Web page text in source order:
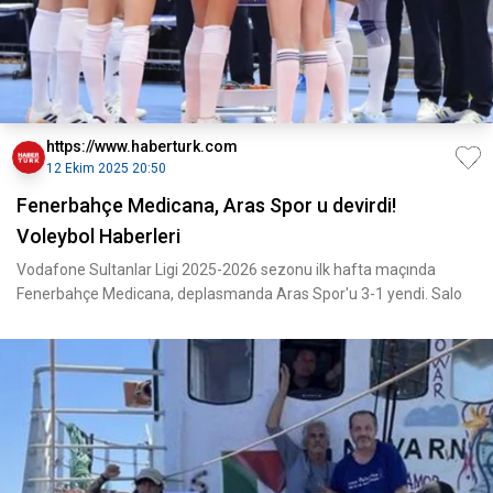
https://www.haberturk.com
12 Ekim 2025 20:50
Fenerbahçe Medicana, Aras Spor u devirdi!
Voleybol Haberleri
Vodafone Sultanlar Ligi 2025-2026 sezonu ilk hafta maçında
Fenerbahçe Medicana, deplasmanda Aras Spor'u 3-1 yendi. Salo